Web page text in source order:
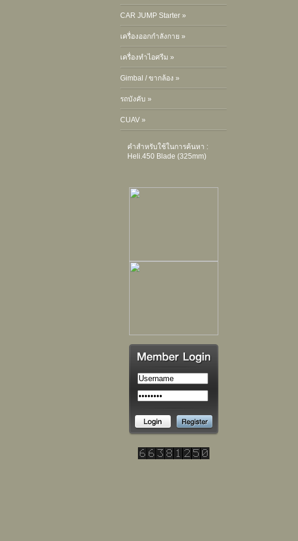
CAR JUMP Starter »
เครื่องออกกำลังกาย »
เครื่องทำไอศรีม »
Gimbal / ขากล้อง »
รถบังคับ »
CUAV »
คำสำหรับใช้ในการค้นหา :
Heli.450 Blade (325mm)